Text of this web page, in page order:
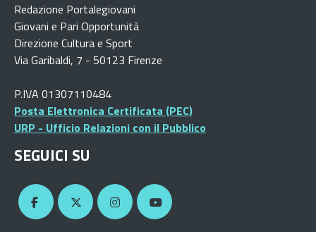
Redazione Portalegiovani
Giovani e Pari Opportunità
Direzione Cultura e Sport
Via Garibaldi, 7 - 50123 Firenze
P.IVA 01307110484
Posta Elettronica Certificata (PEC)
URP - Ufficio Relazioni con il Pubblico
SEGUICI SU